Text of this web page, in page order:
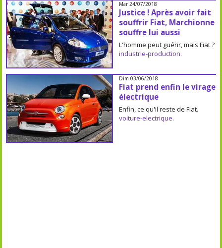
Mar 24/07/2018
Justice ! Après avoir fait
souffrir Fiat, Marchionne
souffre lui aussi
L'homme peut guérir, mais Fiat ?
industrie-production.
Dim 03/06/2018
Fiat prend enfin le virage
électrique
Enfin, ce qu'il reste de Fiat.
voiture-electrique.